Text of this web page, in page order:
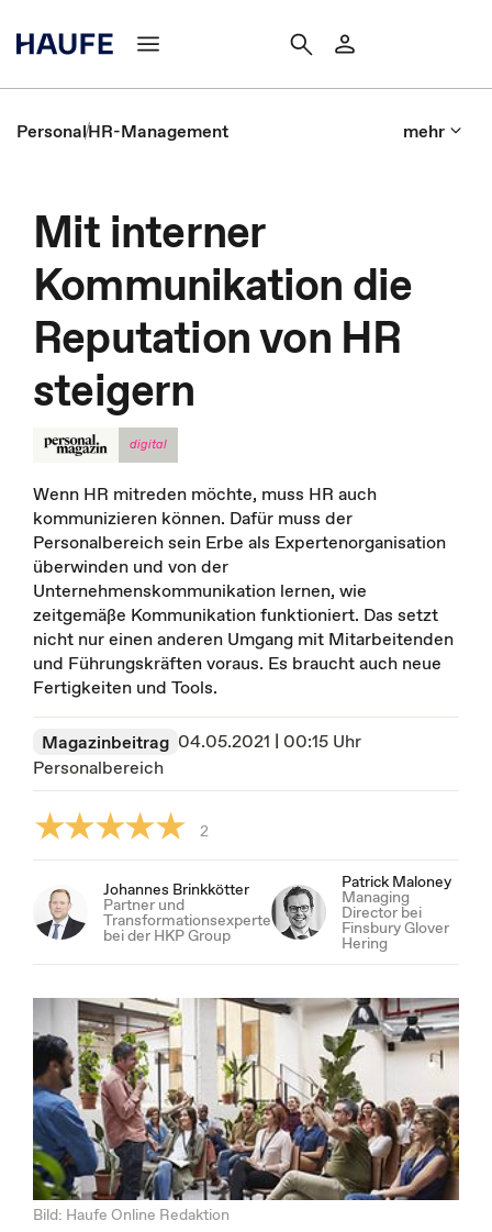
PersonalHR-Management mehr
Mit interner
Kommunikation die
Reputation von HR
steigern
digital
Wenn HR mitreden möchte, muss HR auch
kommunizieren können. Dafür muss der
Personalbereich sein Erbe als Expertenorganisation
überwinden und von der
Unternehmenskommunikation lernen, wie
zeitgemäße Kommunikation funktioniert. Das setzt
nicht nur einen anderen Umgang mit Mitarbeitenden
und Führungskräften voraus. Es braucht auch neue
Fertigkeiten und Tools.
Magazinbeitrag 04.05.2021 | 00:15 Uhr
Personalbereich
2
Johannes Brinkkötter
Partner und
Transformationsexperte
bei der HKP Group
Patrick Maloney
Managing
Director bei
Finsbury Glover
Hering
Bild: Haufe Online Redaktion